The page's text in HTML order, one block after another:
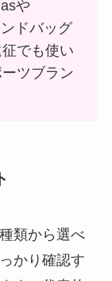
や
ドバッグ
でも使い
ツブラン
類から選べ
かり確認す